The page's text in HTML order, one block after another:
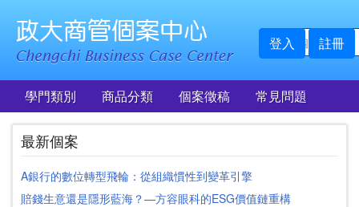
登入 註冊
學門類別 商品分類 個案徵稿 常見問題
最新個案
A銀行的數位轉型飛輪：從組織慣性到變革引擎
賠錢生意還是隱形藍海？—方容眼科的ESG價值鏈重構